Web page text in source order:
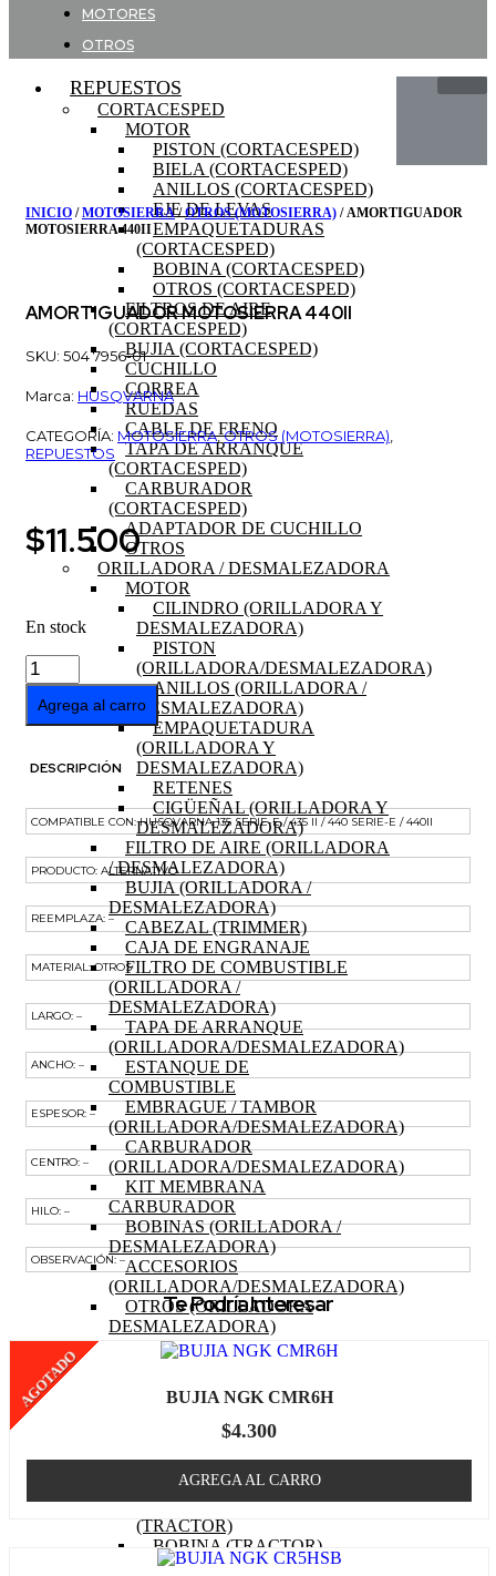
MOTORES
OTROS
REPUESTOS
CORTACESPED
MOTOR
PISTON (CORTACESPED)
BIELA (CORTACESPED)
ANILLOS (CORTACESPED)
EJE DE LEVAS
EMPAQUETADURAS
(CORTACESPED)
BOBINA (CORTACESPED)
OTROS (CORTACESPED)
FILTROS DE AIRE
(CORTACESPED)
BUJIA (CORTACESPED)
CUCHILLO
CORREA
RUEDAS
CABLE DE FRENO
TAPA DE ARRANQUE
(CORTACESPED)
CARBURADOR
(CORTACESPED)
ADAPTADOR DE CUCHILLO
OTROS
ORILLADORA / DESMALEZADORA
MOTOR
CILINDRO (ORILLADORA Y
DESMALEZADORA)
PISTON
(ORILLADORA/DESMALEZADORA)
ANILLOS (ORILLADORA /
DESMALEZADORA)
EMPAQUETADURA
(ORILLADORA Y
DESMALEZADORA)
RETENES
CIGÜEÑAL (ORILLADORA Y
DESMALEZADORA)
FILTRO DE AIRE (ORILLADORA
/ DESMALEZADORA)
BUJIA (ORILLADORA /
DESMALEZADORA)
CABEZAL (TRIMMER)
CAJA DE ENGRANAJE
FILTRO DE COMBUSTIBLE
(ORILLADORA /
DESMALEZADORA)
TAPA DE ARRANQUE
(ORILLADORA/DESMALEZADORA)
ESTANQUE DE
COMBUSTIBLE
EMBRAGUE / TAMBOR
(ORILLADORA/DESMALEZADORA)
CARBURADOR
(ORILLADORA/DESMALEZADORA)
KIT MEMBRANA
CARBURADOR
BOBINAS (ORILLADORA /
DESMALEZADORA)
ACCESORIOS
(ORILLADORA/DESMALEZADORA)
OTROS (ORILLADORA
DESMALEZADORA)
TRACTOR
ANILLOS (TRACTOR)
BIELA (TRACTOR)
(TRACTOR)
EJE DE LEVAS (TRACTOR)
EMPAQUETADURAS
(TRACTOR)
BOBINA (TRACTOR)
CABURADOR (TRACTOR)
INICIO /MOTOSIERRA/OTROS (MOTOSIERRA) / AMORTIGUADOR
MOTOSIERRA 440II
AMORTIGUADOR MOTOSIERRA 440II
SKU: 504 7956-01
Marca: HUSQVARNA
CATEGORÍA: MOTOSIERRA,OTROS (MOTOSIERRA)
REPUESTOS
$11.500
En stock
AMORTIGUADOR
MOTOSIERRA
440II
cantidad
Agrega al carro
DESCRIPCIÓN
COMPATIBLE CON: HUSQVARNA 135 SERIE-E / 435 II / 440 SERIE-E / 440II
PRODUCTO: ALTERNATIVO
REEMPLAZA: –
MATERIAL: OTROS
LARGO: –
ANCHO: –
ESPESOR: –
CENTRO: –
HILO: –
OBSERVACIÓN: –
Te Podría Interesar
BUJIA NGK CMR6H
AGOTADO
$4.300
AGREGA AL CARRO